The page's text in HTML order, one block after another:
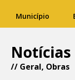
Município
Notícias
// Geral, Obras